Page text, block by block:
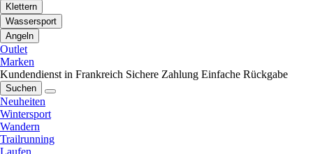
Klettern
Wassersport
Angeln
Outlet
Marken
Kundendienst in Frankreich Sichere Zahlung Einfache Rückgabe
Suchen
Neuheiten
Wintersport
Wandern
Trailrunning
Laufen